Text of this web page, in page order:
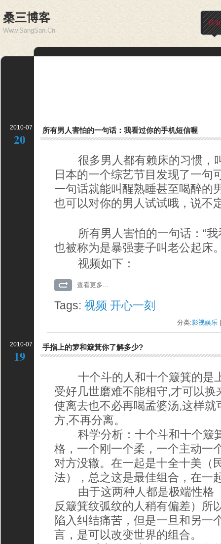
桑三博客
Www.SangSan.Cn
首页
2010-07
20
所有男人害怕的一句话：我看过你的手机短信喔
很多男人都有赖床的习惯，
日本的一个综艺节目发现了一句
一句话就能叫醒熟睡甚至喝醉的
也可以对你的男人试试哦，说不
所有男人害怕的一句话：“我
也被称为是暴强妻子叫老公起床
视频如下：
查看更多...
Tags:视频 开心一刻
分类:影视娱乐
2010-07
19
手指上的箩和簸箕你了解多少?
十个斗的人和十个簸箕的是
受好几世磨难不能相守,才可以
使离去也不必再喝孟婆汤,这样
方,不再分离。
科学分析：十个斗和十个簸
格，一个刚一个柔，一个主动一
对方没辙。在一起是十全十美（
法），总之这是最佳组合，在一
由于这两种人都是极端性格
反簸箕纹弧纹的人稍有偏差）所
陷入纠结痛苦，但是一旦和另一
言，是可以改变世界的组合。